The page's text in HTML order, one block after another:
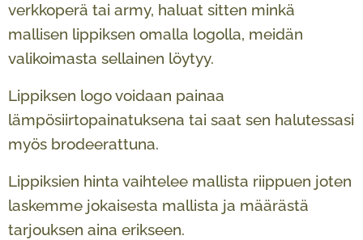
verkkoperä tai army, haluat sitten minkä
mallisen lippiksen omalla logolla, meidän
valikoimasta sellainen löytyy.
Lippiksen logo voidaan painaa
lämpösiirtopainatuksena tai saat sen halutessasi
myös brodeerattuna.
Lippiksien hinta vaihtelee mallista riippuen joten
laskemme jokaisesta mallista ja määrästä
tarjouksen aina erikseen.